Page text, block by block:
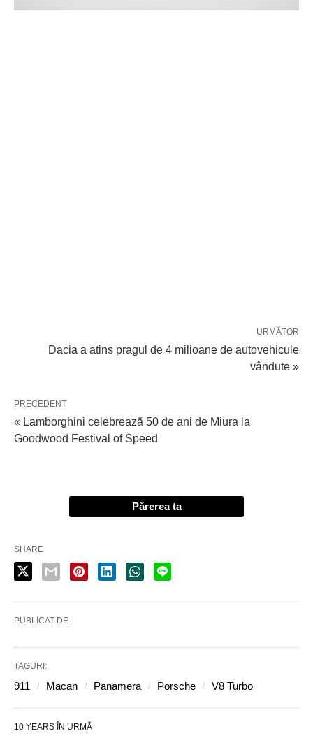
URMĂTOR
Dacia a atins pragul de 4 milioane de autovehicule
vândute »
PRECEDENT
« Lamborghini celebrează 50 de ani de Miura la
Goodwood Festival of Speed
Părerea ta
SHARE
PUBLICAT DE
TAGURI:
911 Macan Panamera Porsche V8 Turbo
10 YEARS ÎN URMĂ